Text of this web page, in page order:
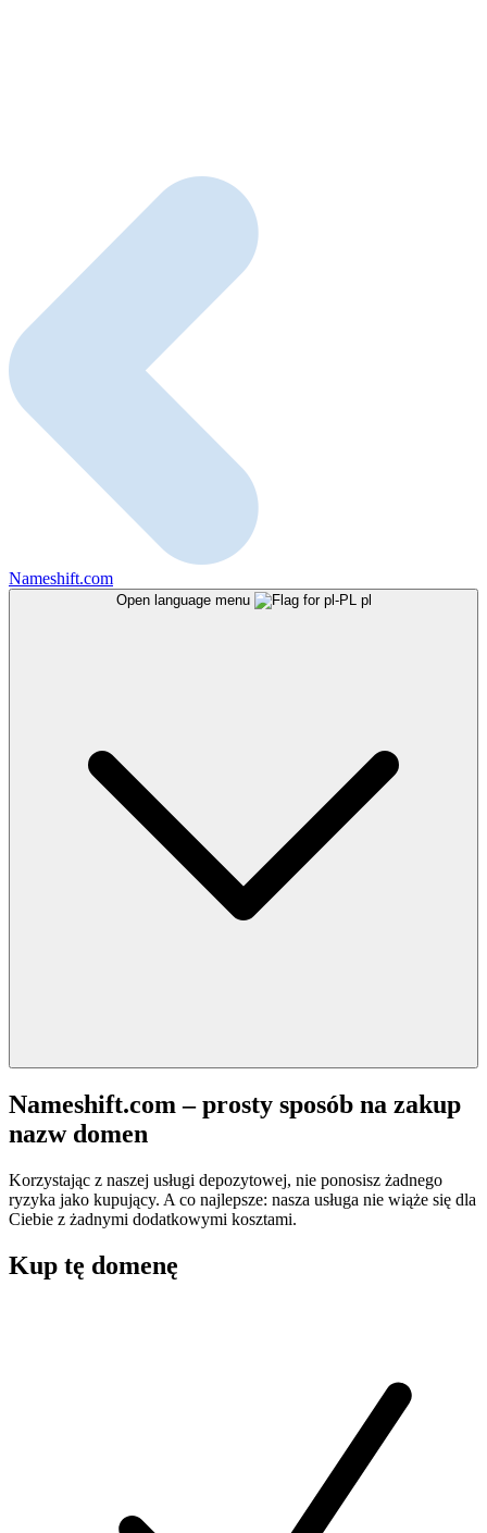
Nameshift.com
Open language menu pl
Nameshift.com – prosty sposób na zakup
nazw domen
Korzystając z naszej usługi depozytowej, nie ponosisz żadnego
ryzyka jako kupujący. A co najlepsze: nasza usługa nie wiąże się dla
Ciebie z żadnymi dodatkowymi kosztami.
Kup tę domenę